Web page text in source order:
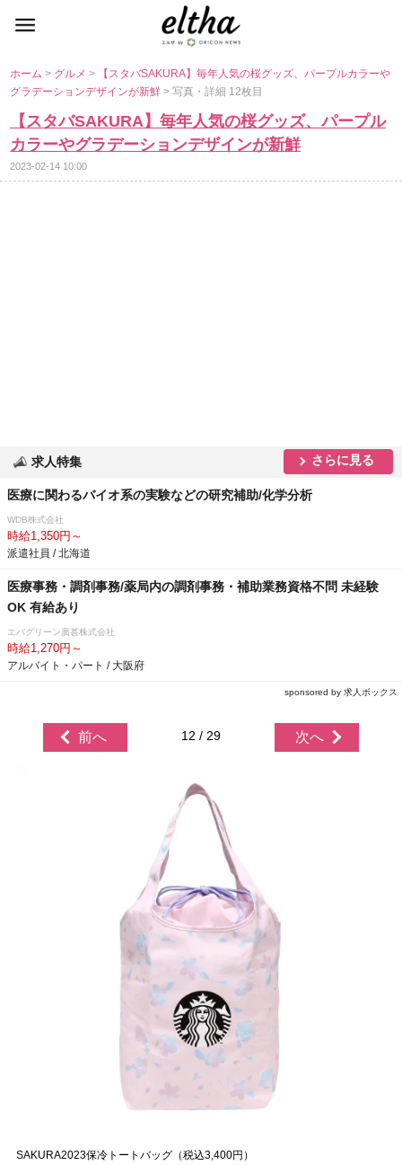
ホーム> グルメ>
【スタバSAKURA】毎年人気の桜グッズ、パープルカラー
グラデーションデザインが新鮮> 写真・詳細 12枚目
【スタバSAKURA】毎年人気の桜グッズ、パープル
カラーやグラデーションデザインが新鮮
2023-02-14 10:00
求人特集 さらに見る
医療に関わるバイオ系の実験などの研究補助/化学分析
WDB株式会社
時給1,350円～
派遣社員 / 北海道
医療事務・調剤事務/薬局内の調剤事務・補助業務資格不問 未経験
OK 有給あり
エバグリーン廣甚株式会社
時給1,270円～
アルバイト・パート / 大阪府
sponsored by 求人ボックス
前へ 12 / 29 次へ
SAKURA2023保冷トートバッグ（税込3,400円）